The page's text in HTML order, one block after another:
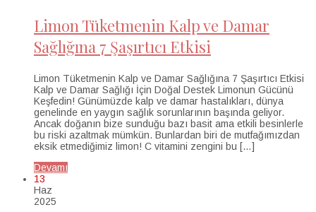
Limon Tüketmenin Kalp ve Damar
Sağlığına 7 Şaşırtıcı Etkisi
Limon Tüketmenin Kalp ve Damar Sağlığına 7 Şaşırtıcı Etkisi
Kalp ve Damar Sağlığı İçin Doğal Destek Limonun Gücünü
Keşfedin! Günümüzde kalp ve damar hastalıkları, dünya
genelinde en yaygın sağlık sorunlarının başında geliyor.
Ancak doğanın bize sunduğu bazı basit ama etkili besinlerle
bu riski azaltmak mümkün. Bunlardan biri de mutfağımızdan
eksik etmediğimiz limon! C vitamini zengini bu […]
Devamı
13
Haz
2025